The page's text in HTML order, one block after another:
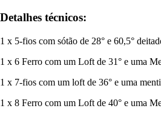
Detalhes técnicos:
1 x 5-fios com sótão de 28° e 60,5°
1 x 6 Ferro com um Loft de 31° e uma
1 x 7-fios com um loft de 36° e uma
1 x 8 Ferro com um Loft de 40° e uma